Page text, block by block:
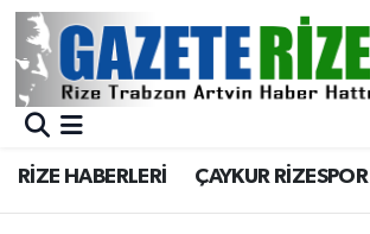
RİZE HABERLERİ ÇAYKUR RİZESPOR
BÖLGEMİZ
Asayiş
Merkez Nöbetçi Eczaneler
Merkez Trafik Yoğunluk Haritası